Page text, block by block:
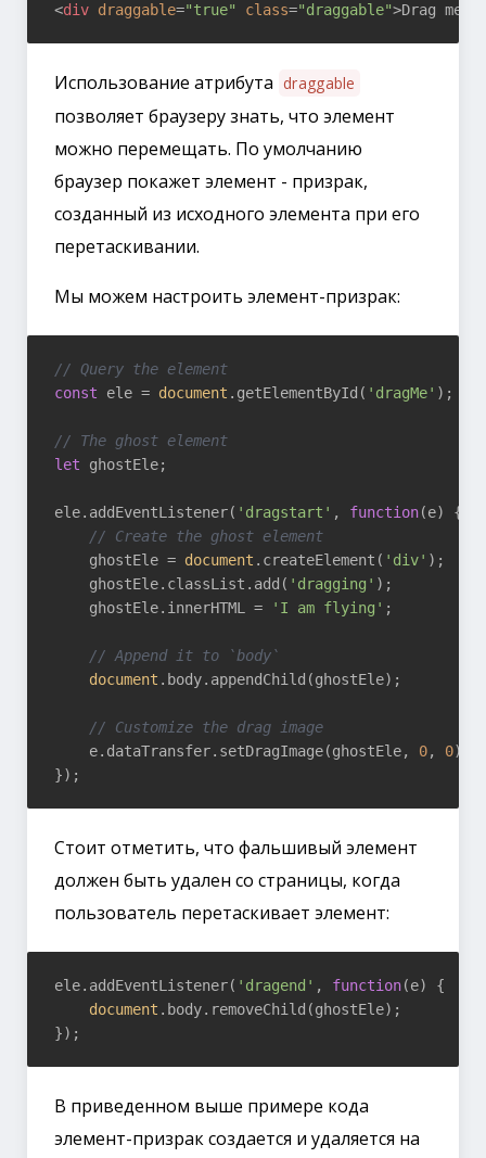
<div draggable="true" class="draggable">Drag me
Использование атрибута draggable
позволяет браузеру знать, что элемент
можно перемещать. По умолчанию
браузер покажет элемент - призрак,
созданный из исходного элемента при его
перетаскивании.
Мы можем настроить элемент-призрак:
// Query the element
const ele = document .getElementById( 'dragMe' );
// The ghost element
let ghostEle;
ele.addEventListener( 'dragstart' , function(e) {
// Create the ghost element
    ghostEle =
document .createElement( 'div' );
    ghostEle.classList.add(
'dragging' );
    ghostEle.innerHTML =
'I am flying' ;
// Append it to `body`
document .body.appendChild(ghostEle);
// Customize the drag image
    e.dataTransfer.setDragImage(ghostEle,
0, 0);
Стоит отметить, что фальшивый элемент
должен быть удален со страницы, когда
пользователь перетаскивает элемент:
ele.addEventListener( 'dragend' , function(e) {
document .body.removeChild(ghostEle);
В приведенном выше примере кода
элемент-призрак создается и удаляется на